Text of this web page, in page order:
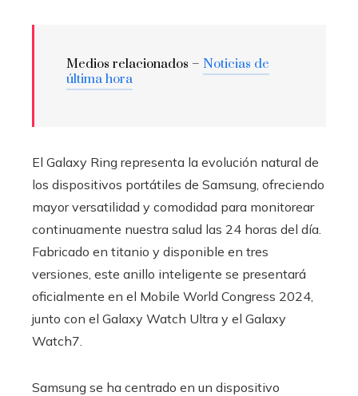
Medios relacionados – Noticias de
última hora
El Galaxy Ring representa la evolución natural de
los dispositivos portátiles de Samsung, ofreciendo
mayor versatilidad y comodidad para monitorear
continuamente nuestra salud las 24 horas del día.
Fabricado en titanio y disponible en tres
versiones, este anillo inteligente se presentará
oficialmente en el Mobile World Congress 2024,
junto con el Galaxy Watch Ultra y el Galaxy
Watch7.
Samsung se ha centrado en un dispositivo